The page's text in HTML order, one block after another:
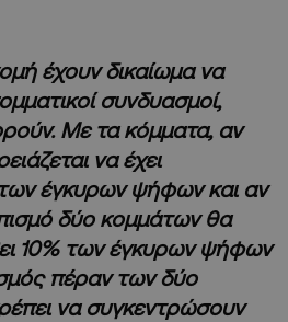
έχουν δικαίωμα να
συνδυασμοί,
Με τα κόμματα, αν
να έχει
έγκυρων ψήφων και αν
δύο κομμάτων θα
10% των έγκυρων ψήφων
πέραν των δύο
να συγκεντρώσουν